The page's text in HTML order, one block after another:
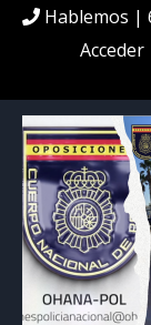
Hablemos |
Acceder